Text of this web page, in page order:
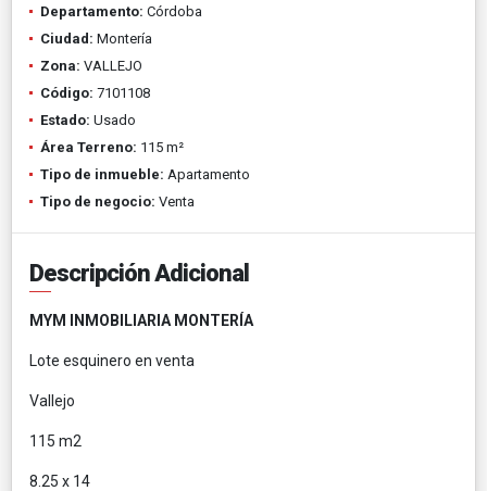
Departamento: Córdoba
Ciudad: Montería
Zona: VALLEJO
Código: 7101108
Estado: Usado
Área Terreno: 115 m²
Tipo de inmueble: Apartamento
Tipo de negocio: Venta
Descripción Adicional
MYM INMOBILIARIA MONTERÍA
Lote esquinero en venta
Vallejo
115 m2
8.25 x 14